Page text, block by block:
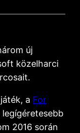
új
közelharci
a For
2016 során